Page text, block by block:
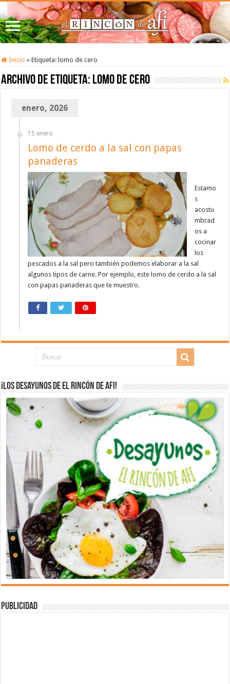
Inicio » Etiqueta: lomo de cero
Archivo de etiqueta: lomo de cero
enero, 2026
15 enero
Lomo de cerdo a la sal con papas
panaderas
Estamo
s
acostu
mbrad
os a
cocinar
los
pescados a la sal pero también podemos elaborar a la sal
algunos tipos de carne. Por ejemplo, este lomo de cerdo a la sal
con papas panaderas que te muestro.
¡Los desayunos de El Rincón de Afi!
Publicidad